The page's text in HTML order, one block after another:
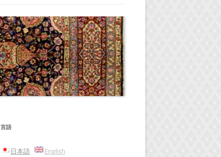
言語
日本語 English